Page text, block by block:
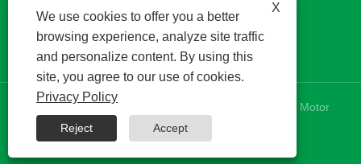
ลิขสิทธิ์ © 2024 Kinetek DeSheng (Shunde, Foshan) Motor
Co., Ltd. สงวนลิขสิทธิ์
RSS |XML|Privacy Policy
X
We use cookies to offer you a better
browsing experience, analyze site traffic
and personalize content. By using this
site, you agree to our use of cookies.
Privacy Policy
Reject Accept